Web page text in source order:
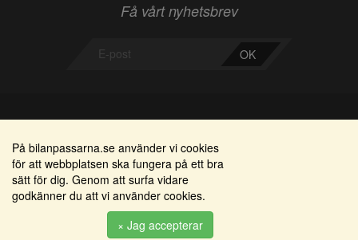
Få vårt nyhetsbrev
OK
Bilanpassarna
Smedjegatan 22
352 46 Växjö
info@bilanpassarna.se
Områden
Alkomätare / alkolås
Elprodukter
Serviceinredningar
På bilanpassarna.se använder vi cookies
för att webbplatsen ska fungera på ett bra
sätt för dig. Genom att surfa vidare
godkänner du att vi använder cookies.
× Jag accepterar